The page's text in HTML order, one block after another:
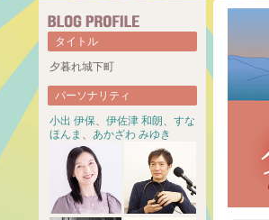
タイトル
夕暮れ城下町
パーソナリティ
小出 伊保、 伊佐津 和朗、 すな
ほんま 、 あかざわ みゆき